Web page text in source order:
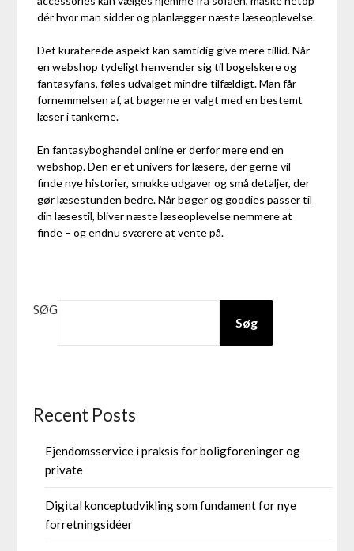
dér hvor man sidder og planlægger næste læseoplevelse.
Det kuraterede aspekt kan samtidig give mere tillid. Når
en webshop tydeligt henvender sig til bogelskere og
fantasyfans, føles udvalget mindre tilfældigt. Man får
fornemmelsen af, at bøgerne er valgt med en bestemt
læser i tankerne.
En fantasyboghandel online er derfor mere end en
webshop. Den er et univers for læsere, der gerne vil
finde nye historier, smukke udgaver og små detaljer, der
gør læsestunden bedre. Når bøger og goodies passer til
din læsestil, bliver næste læseoplevelse nemmere at
finde – og endnu sværere at vente på.
SØG
Søg
Recent Posts
Ejendomsservice i praksis for boligforeninger og
private
Digital konceptudvikling som fundament for nye
forretningsidéer